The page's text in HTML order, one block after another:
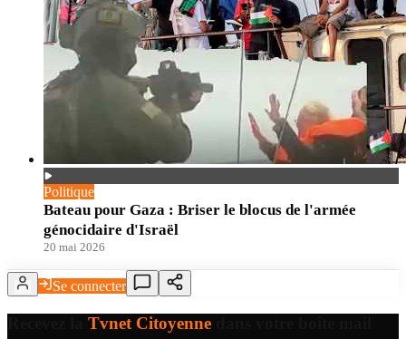
Politique
Bateau pour Gaza : Briser le blocus de l'armée
génocidaire d'Israël
20 mai 2026
Se connecter
Tvnet Citoyenne